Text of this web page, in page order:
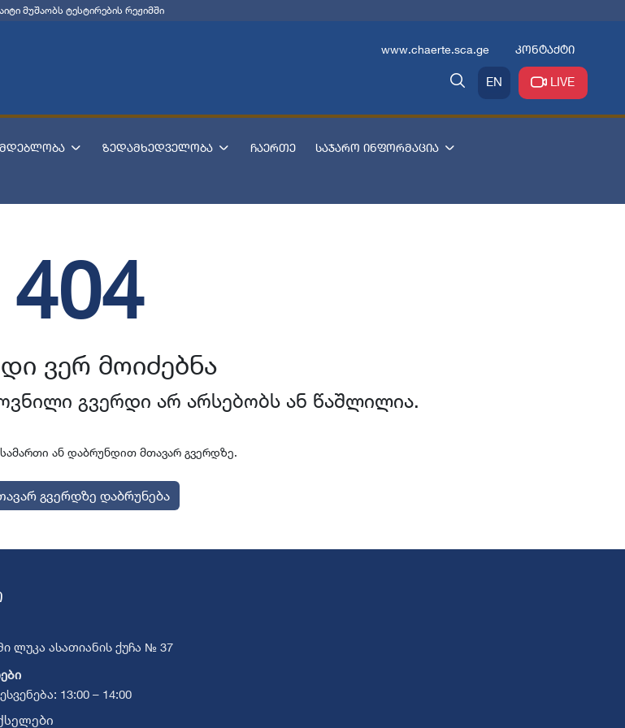
მუშაობს ტესტირების რეჟიმში
www.chaerte.sca.ge კონტაქტი
EN LIVE
ზედამხედველობა ჩაერთე საჯარო ინფორმაცია
404
ვერ მოიძებნა
გვერდი არ არსებობს ან წაშლილია.
ან დაბრუნდით მთავარ გვერდზე.
გვერდზე დაბრუნება
ლუკა ასათიანის ქუჩა № 37
13:00 – 14:00